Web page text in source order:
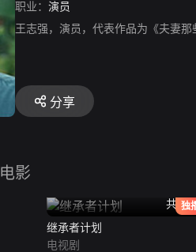
职业： 演员
王志强，演员，代表作品为《夫妻
分享
电影
共24
独
继承者计划
电视剧